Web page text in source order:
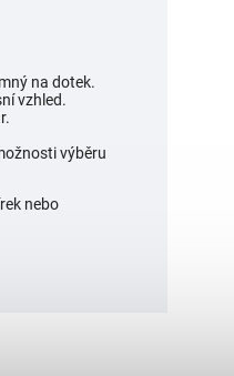
na dotek.
vzhled.
výběru
nebo